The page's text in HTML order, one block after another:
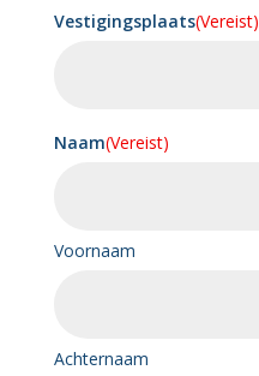
Vestigingsplaats(Vereist)
Naam(Vereist)
Voornaam
Achternaam